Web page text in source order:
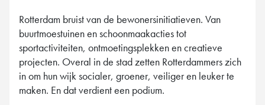
Rotterdam bruist van de bewonersinitiatieven. Van
buurtmoestuinen en schoonmaakacties tot
sportactiviteiten, ontmoetingsplekken en creatieve
projecten. Overal in de stad zetten Rotterdammers zich
in om hun wijk socialer, groener, veiliger en leuker te
maken. En dat verdient een podium.